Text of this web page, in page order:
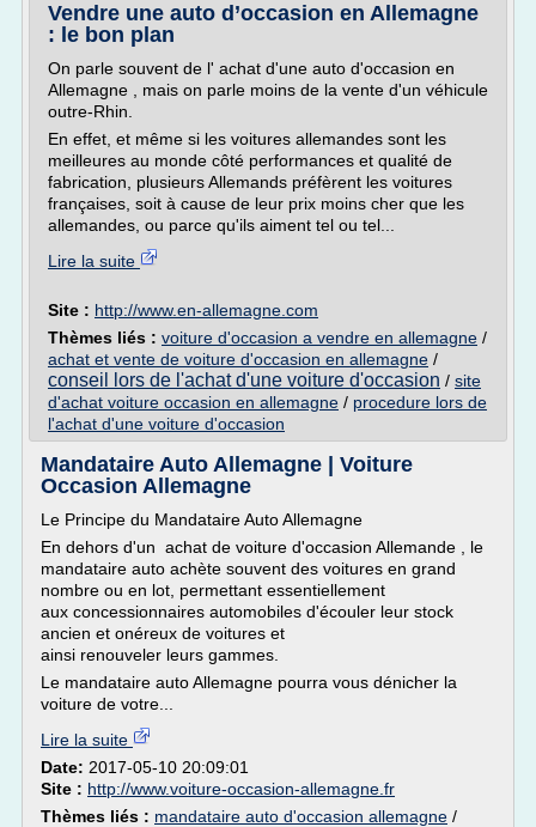
Vendre une auto d’occasion en Allemagne
: le bon plan
On parle souvent de l' achat d'une auto d'occasion en
Allemagne , mais on parle moins de la vente d'un véhicule
outre-Rhin.
En effet, et même si les voitures allemandes sont les
meilleures au monde côté performances et qualité de
fabrication, plusieurs Allemands préfèrent les voitures
françaises, soit à cause de leur prix moins cher que les
allemandes, ou parce qu'ils aiment tel ou tel...
Lire la suite
Site : http://www.en-allemagne.com
Thèmes liés : voiture d'occasion a vendre en allemagne /
achat et vente de voiture d'occasion en allemagne /
conseil lors de l'achat d'une voiture d'occasion / site
d'achat voiture occasion en allemagne / procedure lors de
l'achat d'une voiture d'occasion
Mandataire Auto Allemagne | Voiture
Occasion Allemagne
Le Principe du Mandataire Auto Allemagne
En dehors d'un achat de voiture d'occasion Allemande , le
mandataire auto achète souvent des voitures en grand
nombre ou en lot, permettant essentiellement
aux concessionnaires automobiles d'écouler leur stock
ancien et onéreux de voitures et
ainsi renouveler leurs gammes.
Le mandataire auto Allemagne pourra vous dénicher la
voiture de votre...
Lire la suite
Date: 2017-05-10 20:09:01
Site : http://www.voiture-occasion-allemagne.fr
Thèmes liés : mandataire auto d'occasion allemagne /